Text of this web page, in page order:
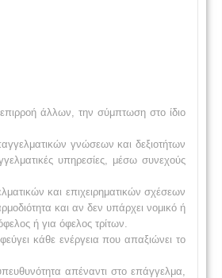
άλλων, την σύμπτωση στο ίδιο
γνώσεων και δεξιοτήτων
υπηρεσίες, μέσω συνεχούς
και επιχειρηματικών σχέσεων
και αν δεν υπάρχει νομικό ή
ή για όφελος τρίτων.
κάθε ενέργεια που απαξιώνει το
απέναντι στο επάγγελμα,